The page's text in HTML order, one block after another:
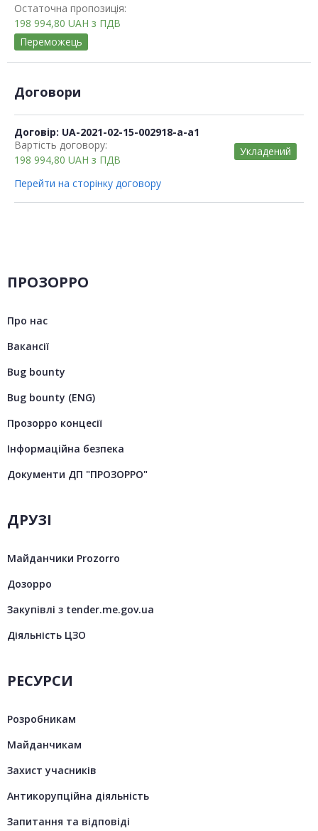
Остаточна пропозиція:
198 994,80 UAH з ПДВ
Переможець
Договори
Договір: UA-2021-02-15-002918-a-a1
Вартість договору:
198 994,80 UAH з ПДВ
Укладений
Перейти на сторінку договору
ПРОЗОРРО
Про нас
Вакансії
Bug bounty
Bug bounty (ENG)
Прозорро концесії
Інформаційна безпека
Документи ДП "ПРОЗОРРО"
ДРУЗІ
Майданчики Prozorro
Дозорро
Закупівлі з tender.me.gov.ua
Діяльність ЦЗО
РЕСУРСИ
Розробникам
Майданчикам
Захист учасників
Антикорупційна діяльність
Запитання та відповіді